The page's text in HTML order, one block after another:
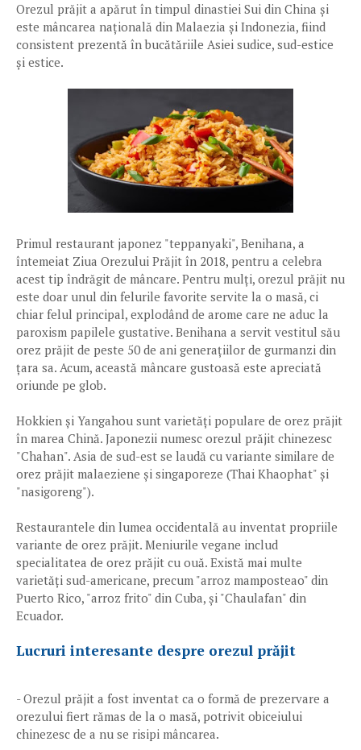
Orezul prăjit a apărut în timpul dinastiei Sui din China și
este mâncarea națională din Malaezia și Indonezia, fiind
consistent prezentă în bucătăriile Asiei sudice, sud-estice
și estice.
Primul restaurant japonez "teppanyaki", Benihana, a
întemeiat Ziua Orezului Prăjit în 2018, pentru a celebra
acest tip îndrăgit de mâncare. Pentru mulți, orezul prăjit nu
este doar unul din felurile favorite servite la o masă, ci
chiar felul principal, explodând de arome care ne aduc la
paroxism papilele gustative. Benihana a servit vestitul său
orez prăjit de peste 50 de ani generațiilor de gurmanzi din
țara sa. Acum, această mâncare gustoasă este apreciată
oriunde pe glob.
Hokkien și Yangahou sunt varietăți populare de orez prăjit
în marea Chină. Japonezii numesc orezul prăjit chinezesc
"Chahan". Asia de sud-est se laudă cu variante similare de
orez prăjit malaeziene și singaporeze (Thai Khaophat" și
"nasigoreng").
Restaurantele din lumea occidentală au inventat propriile
variante de orez prăjit. Meniurile vegane includ
specialitatea de orez prăjit cu ouă. Există mai multe
varietăți sud-americane, precum "arroz mamposteao" din
Puerto Rico, "arroz frito" din Cuba, și "Chaulafan" din
Ecuador.
Lucruri interesante despre orezul prăjit
- Orezul prăjit a fost inventat ca o formă de prezervare a
orezului fiert rămas de la o masă, potrivit obiceiului
chinezesc de a nu se risipi mâncarea.